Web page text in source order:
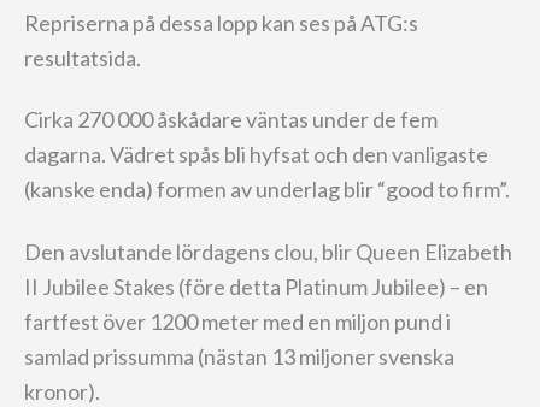
Repriserna på dessa lopp kan ses på ATG:s
resultatsida.
Cirka 270 000 åskådare väntas under de fem
dagarna. Vädret spås bli hyfsat och den vanligaste
(kanske enda) formen av underlag blir “good to firm”.
Den avslutande lördagens clou, blir Queen Elizabeth
II Jubilee Stakes (före detta Platinum Jubilee) – en
fartfest över 1200 meter med en miljon pund i
samlad prissumma (nästan 13 miljoner svenska
kronor).